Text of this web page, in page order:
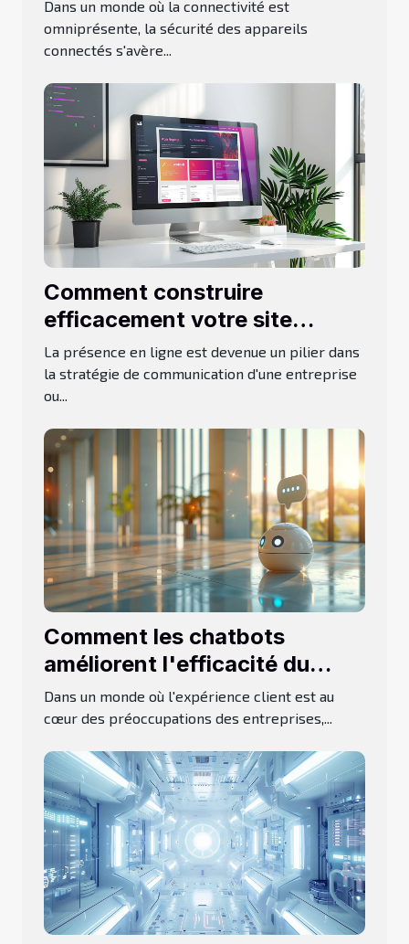
Dans un monde où la connectivité est
omniprésente, la sécurité des appareils
connectés s'avère...
Comment construire
efficacement votre site
vitrine en utilisant un CMS
populaire
La présence en ligne est devenue un pilier dans
la stratégie de communication d'une entreprise
ou...
Comment les chatbots
améliorent l'efficacité du
service client
Dans un monde où l'expérience client est au
cœur des préoccupations des entreprises,...